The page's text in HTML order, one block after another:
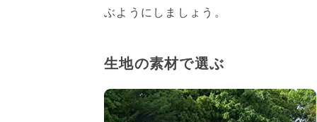
ぶようにしましょう。
生地の素材で選ぶ